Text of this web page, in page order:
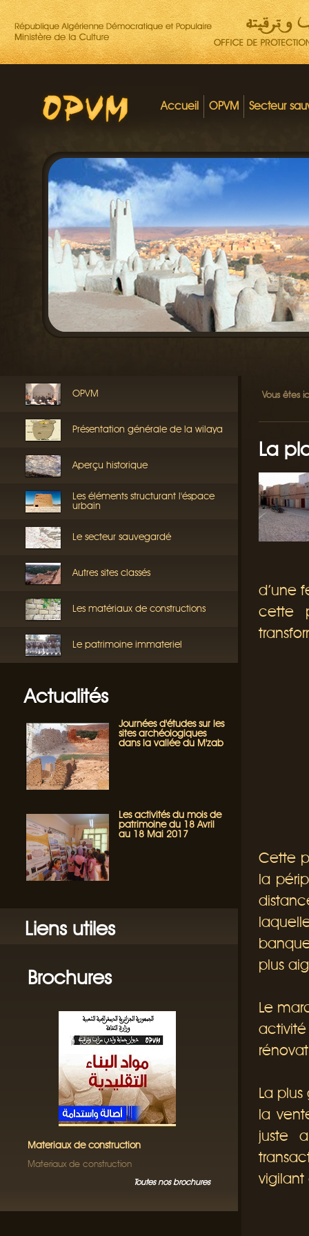
Accueil OPVM Secteur
OPVM
Présentation générale de la wilaya
Aperçu historique
Les éléments structurant l'éspace
urbain
Le secteur sauvegardé
Autres sites classés
Les matériaux de constructions
Le patrimoine immateriel
Actualités
Journées d'études sur les
sites archéologiques
dans la vallée du M'zab
Les activités du mois de
patrimoine du 18 Avril
au 18 Mai 2017
Liens utiles
Brochures
Materiaux de construction
Materiaux de construction
Toutes nos brochures
Vous êtes
La
d’une
cette
Cette
la
plus
Le
La
la
juste
vigilant